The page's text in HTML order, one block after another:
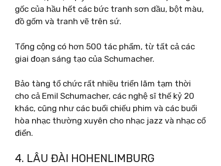
gốc của hầu hết các bức tranh sơn dầu, bột màu,
đồ gốm và tranh vẽ trên sứ.
Tổng cộng có hơn 500 tác phẩm, từ tất cả các
giai đoạn sáng tạo của Schumacher.
Bảo tàng tổ chức rất nhiều triển lãm tạm thời
cho cả Emil Schumacher, các nghệ sĩ thế kỷ 20
khác, cũng như các buổi chiếu phim và các buổi
hòa nhạc thường xuyên cho nhạc jazz và nhạc cổ
điển.
4. LÂU ĐÀI HOHENLIMBURG